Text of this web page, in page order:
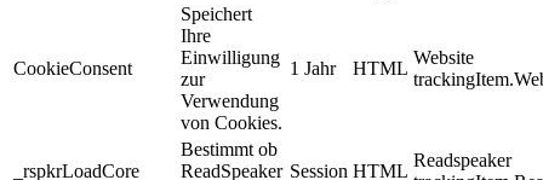
CookieConsent
Speichert
Ihre
Einwilligung
zur
Verwendung
von Cookies.
1 Jahr HTML
Website
_rspkrLoadCore
Bestimmt ob
ReadSpeaker Session HTML
Readspeaker